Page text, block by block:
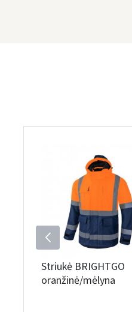
Striukė BRIGHTGO
oranžinė/mėlyna